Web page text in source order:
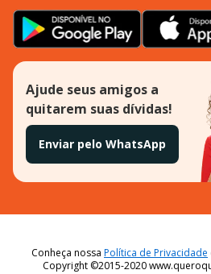
Ajude seus amigos a
quitarem suas dívidas!
Enviar pelo WhatsApp
Conheça nossa Política de Privacidade
Copyright ©2015-2020